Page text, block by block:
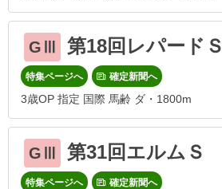
GⅢ 第18回レパードＳ
特集ページへ 確定新聞へ
3歳OP 指定 国際 馬齢 ダ・1800m
GⅢ 第31回エルムＳ
特集ページへ 確定新聞へ